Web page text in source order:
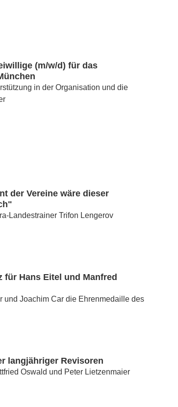
(m/w/d) für das
in der Organisation und die
der Vereine wäre dieser
Landestrainer Trifon Lengerov
für Hans Eitel und Manfred
und Joachim Car die Ehrenmedaille des
langjähriger Revisoren
Oswald und Peter Lietzenmaier